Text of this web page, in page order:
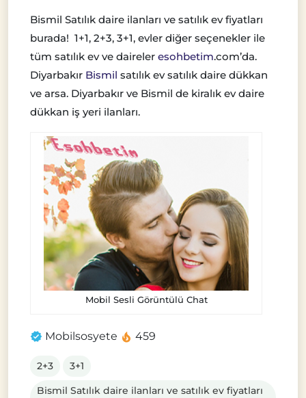
Bismil Satılık daire ilanları ve satılık ev fiyatları
burada! 1+1, 2+3, 3+1, evler diğer seçenekler ile
tüm satılık ev ve daireler esohbetim.com’da.
Diyarbakır Bismil satılık ev satılık daire dükkan
ve arsa. Diyarbakır ve Bismil de kiralık ev daire
dükkan iş yeri ilanları.
Mobil Sesli Görüntülü Chat
Mobilsosyete 459
2+3
3+1
Bismil Satılık daire ilanları ve satılık ev fiyatları